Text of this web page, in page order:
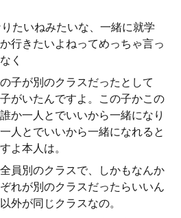
たいねみたいな、一緒に就学
行きたいよねってめっちゃ言っ
く
子が別のクラスだったとして
がいたんですよ。この子かこの
か一人とでいいから一緒になり
人とでいいから一緒になれると
よ本人は。
員別のクラスで、しかもなんか
れが別のクラスだったらいいん
外が同じクラスなの。